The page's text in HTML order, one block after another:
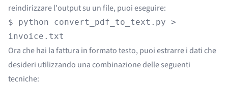
reindirizzare l'output su un file, puoi eseguire:
$ python convert_pdf_to_text.py >
invoice.txt
Ora che hai la fattura in formato testo, puoi estrarre i dati che
desideri utilizzando una combinazione delle seguenti
tecniche: